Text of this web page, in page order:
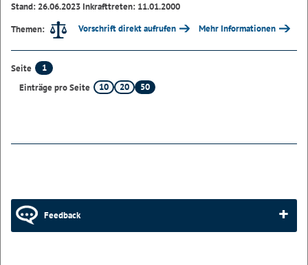
Stand: 26.06.2023 Inkrafttreten: 11.01.2000
Themen:
Vorschrift direkt aufrufen Mehr Informationen
Seite
1
Einträge pro Seite
10 20 50
Feedback